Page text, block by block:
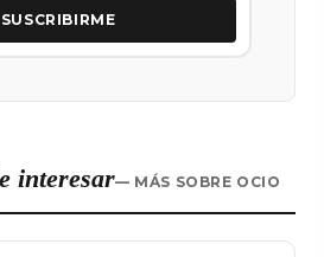
SUSCRIBIRME
interesar— MÁS SOBRE OCIO